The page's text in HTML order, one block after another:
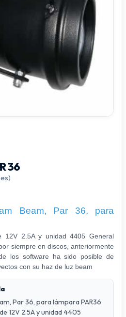
36
Beam, Par 36, para
12V 2.5A y unidad 4405 General
siempre en discos, anteriormente
los software ha sido posible de
con su haz de luz beam
Par 36, para lámpara PAR36
12V 2.5A y unidad 4405